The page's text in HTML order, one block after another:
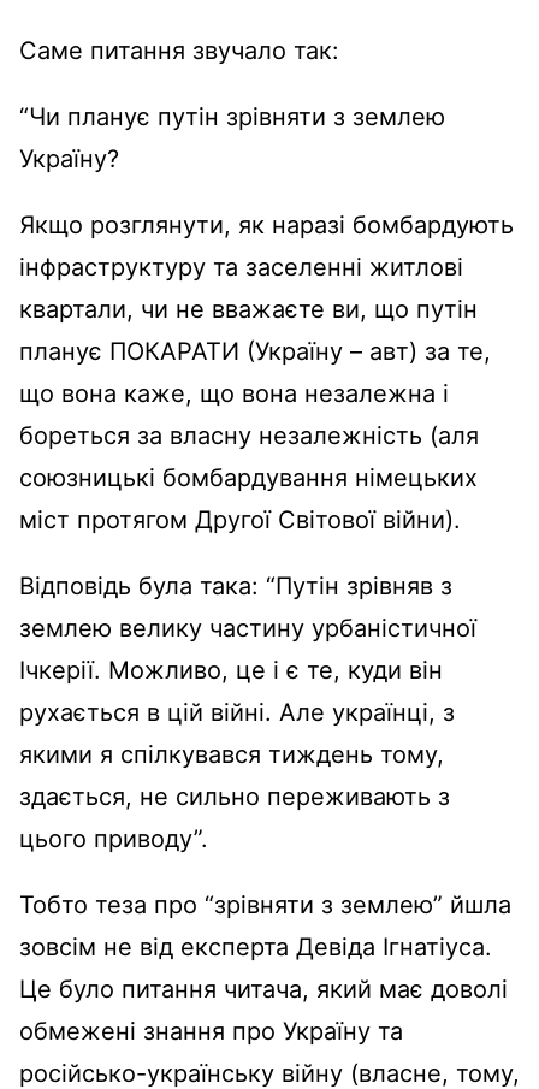
Саме питання звучало так:
“Чи планує путін зрівняти з землею
Україну?
Якщо розглянути, як наразі бомбардують
інфраструктуру та заселенні житлові
квартали, чи не вважаєте ви, що путін
планує ПОКАРАТИ (Україну – авт) за те,
що вона каже, що вона незалежна і
бореться за власну незалежність (аля
союзницькі бомбардування німецьких
міст протягом Другої Світової війни).
Відповідь була така: “Путін зрівняв з
землею велику частину урбаністичної
Ічкерії. Можливо, це і є те, куди він
рухається в цій війні. Але українці, з
якими я спілкувався тиждень тому,
здається, не сильно переживають з
цього приводу”.
Тобто теза про “зрівняти з землею” йшла
зовсім не від експерта Девіда Ігнатіуса.
Це було питання читача, який має доволі
обмежені знання про Україну та
російсько-українську війну (власне, тому,